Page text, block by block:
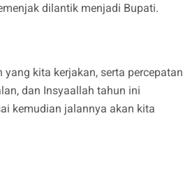
dilantik menjadi Bupati.
kita kerjakan, serta percepatan
dan Insyaallah tahun ini
kemudian jalannya akan kita